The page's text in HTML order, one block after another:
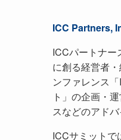
ICC Partners,
ICCパートナー
に創る経営者
ンファレンス
ト」の企画・
スなどのアド
ICCサミットで